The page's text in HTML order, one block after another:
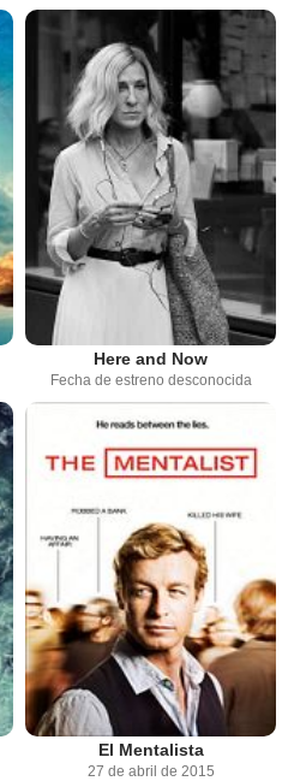
Here and Now
Fecha de estreno desconocida
El Mentalista
27 de abril de 2015